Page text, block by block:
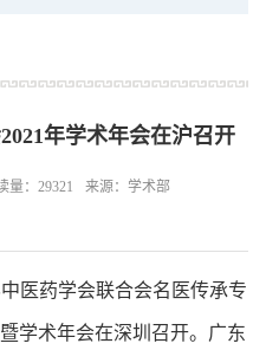
年学术年会在沪召开
量：29321
来源：学术部
医药学会联合会名医传承专
学术年会在深圳召开。广东